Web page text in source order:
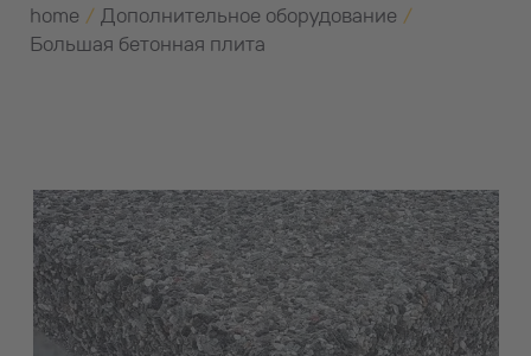
home / Дополнительное оборудование /
Большая бетонная плита